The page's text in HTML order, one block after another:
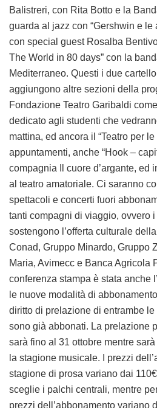
Balistreri, con Rita Botto e la
guarda al jazz con “Gershwin e le
con special guest Rosalba
The World in 80 days” con la
Mediterraneo. Questi i due
aggiungono altre sezioni della
Fondazione Teatro Garibaldi
dedicato agli studenti che
mattina, ed ancora il “Teatro per
appuntamenti, anche “Hook –
compagnia Il cuore d’argante, ed
al teatro amatoriale. Ci saranno
spettacoli e concerti fuori
tanti compagni di viaggio, ovvero
sostengono l’offerta culturale
Conad, Gruppo Minardo, Gruppo
Maria, Avimecc e Banca Agricola
conferenza stampa è stata anche
le nuove modalità di
diritto di prelazione di entrambe
sono già abbonati. La prelazione
sarà fino al 31 ottobre mentre
la stagione musicale. I prezzi
stagione di prosa variano dai
sceglie i palchi centrali, mentre
prezzi dell’abbonamento variano